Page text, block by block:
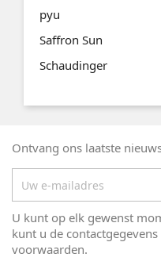
pyu
Saffron Sun
Schaudinger
Ontvang ons laatste
U kunt op elk gewenst
kunt u de
voorwaarden.